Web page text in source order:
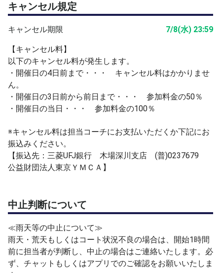
キャンセル規定
キャンセル期限 7/8(水) 23:59
【キャンセル料】
以下のキャンセル料が発生します。
・開催日の4日前まで・・・ キャンセル料はかかりませ
ん。
・開催日の3日前から前日まで・・・ 参加料金の50％
・開催日の当日・・・ 参加料金の100％
※キャンセル料は担当コーチにお支払いただくか下記にお
振込みください。
【振込先：三菱UFJ銀行 木場深川支店 (普)0237679
公益財団法人東京ＹＭＣＡ】
中止判断について
≪雨天等の中止について≫
雨天・荒天もしくはコート状況不良の場合は、開始1時間
前に担当者が判断し、中止の場合はご連絡いたします。必
ず、チャットもしくはアプリでのご確認をお願いいたしま